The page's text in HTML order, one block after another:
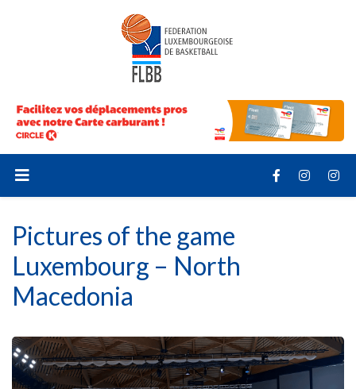
Pictures of the game
Luxembourg – North
Macedonia